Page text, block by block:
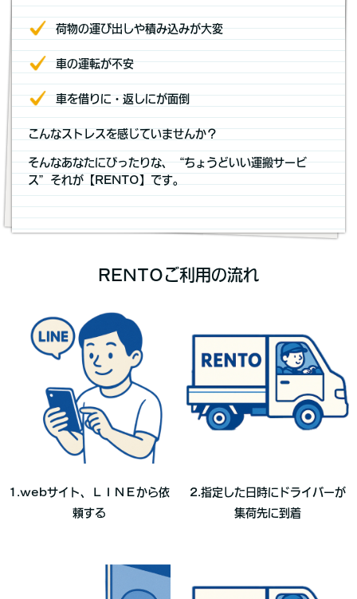
荷物の運び出しや積み込みが大変
車の運転が不安
車を借りに・返しにが面倒
こんなストレスを感じていませんか？
そんなあなたにぴったりな、“ちょうどいい運搬サービ
ス”それが【RENTO】です。
RENTOご利用の流れ
1.webサイト、ＬＩＮＥから依
頼する
2.指定した日時にドライバーが
集荷先に到着